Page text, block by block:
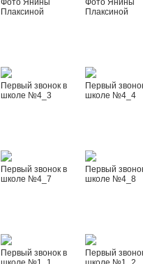
Фото Янины
Плаксиной
Фото Янины
Плаксиной
Первый звонок в
школе №4_3
Первый
школе №4_4
Первый звонок в
школе №4_7
Первый
школе №4_8
Первый звонок в
Первый